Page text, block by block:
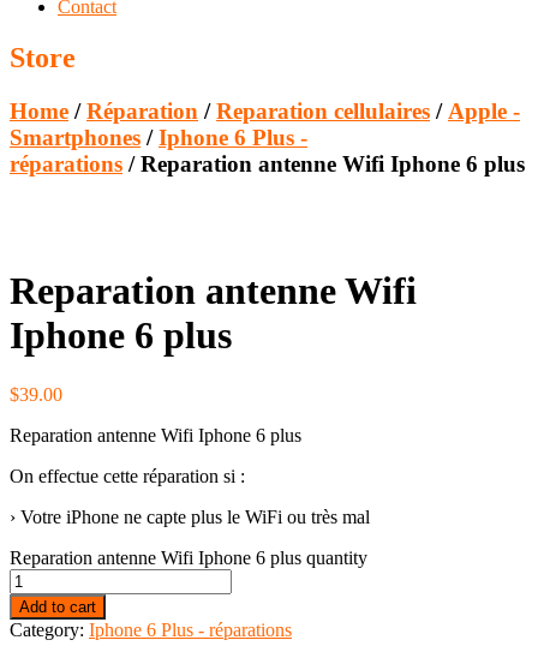
Contact
Store
Home /Réparation /Reparation cellulaires / Apple -
Smartphones /Iphone 6 Plus -
réparations / Reparation antenne Wifi Iphone 6 plus
Reparation antenne Wifi
Iphone 6 plus
$39.00
Reparation antenne Wifi Iphone 6 plus
On effectue cette réparation si :
› Votre iPhone ne capte plus le WiFi ou très mal
Reparation antenne Wifi Iphone 6 plus quantity
Add to cart
Category: Iphone 6 Plus - réparations